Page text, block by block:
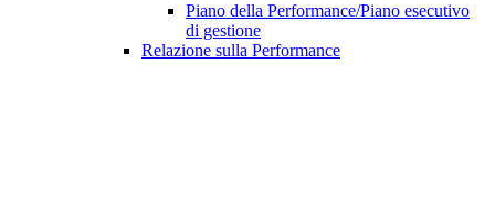
Piano della Performance/Piano esecutivo
di gestione
Relazione sulla Performance